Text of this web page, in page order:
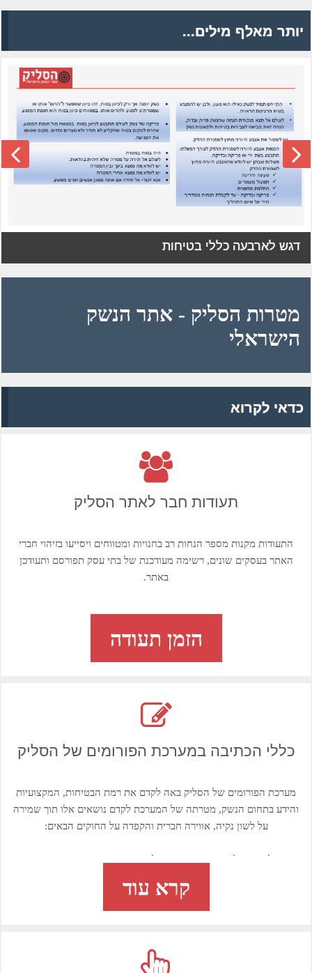
יותר מאלף מילים...
דגש לארבעה כללי בטיחות
מטרות הסליק - אתר הנשק
הישראלי
כדאי לקרוא
תעודות חבר לאתר הסליק
התעודות מקנות מספר הנחות רב בחנויות ומטווחים ויסייעו בזיהוי חברי
האתר בעסקים שונים, רשימה מעודכנת של בתי עסק תפורסם ותעודכן
באתר.
הזמן תעודה
כללי הכתיבה במערכת הפורומים של הסליק
מערכת הפורומים של הסליק באה לקדם את רמת הבטיחות, המקצועיות
והידע בתחום הנשק, מטרתה של המערכת לקדם נושאים אלו תוך שמירה
על לשון נקיה, אווירה חברית והקפדה על החוקים הבאים:
1. יש לשמור על התנהגות נאותה ועל שפה נקיה במערכת הפורומים, אין
בסיס דת, גזע או מין.
2. אין להציף, אין לשלוח הודעות חוזרות ומציקות, אין להשתמש במערכת
לשאלותיו, במיוחד אם מדובר בנושאים שכבר נדונו לעומק באשכולות
קרא עוד